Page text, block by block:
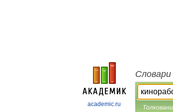
academic.ru
Словари